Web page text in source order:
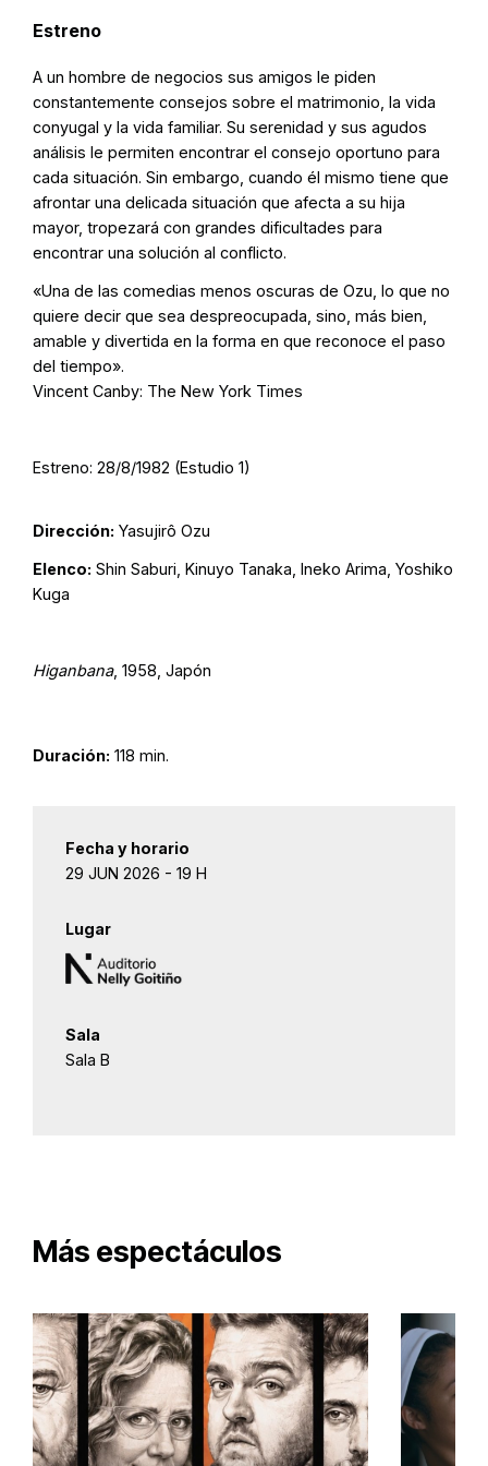
Estreno
A un hombre de negocios sus amigos le piden
constantemente consejos sobre el matrimonio, la vida
conyugal y la vida familiar. Su serenidad y sus agudos
análisis le permiten encontrar el consejo oportuno para
cada situación. Sin embargo, cuando él mismo tiene que
afrontar una delicada situación que afecta a su hija
mayor, tropezará con grandes dificultades para
encontrar una solución al conflicto.
«Una de las comedias menos oscuras de Ozu, lo que no
quiere decir que sea despreocupada, sino, más bien,
amable y divertida en la forma en que reconoce el paso
del tiempo».
Vincent Canby: The New York Times
Estreno: 28/8/1982 (Estudio 1)
Dirección: Yasujirô Ozu
Elenco: Shin Saburi, Kinuyo Tanaka, Ineko Arima, Yoshiko
Kuga
Higanbana, 1958, Japón
Duración: 118 min.
Fecha y horario
29 JUN 2026 - 19 H
Lugar
Sala
Sala B
Más espectáculos